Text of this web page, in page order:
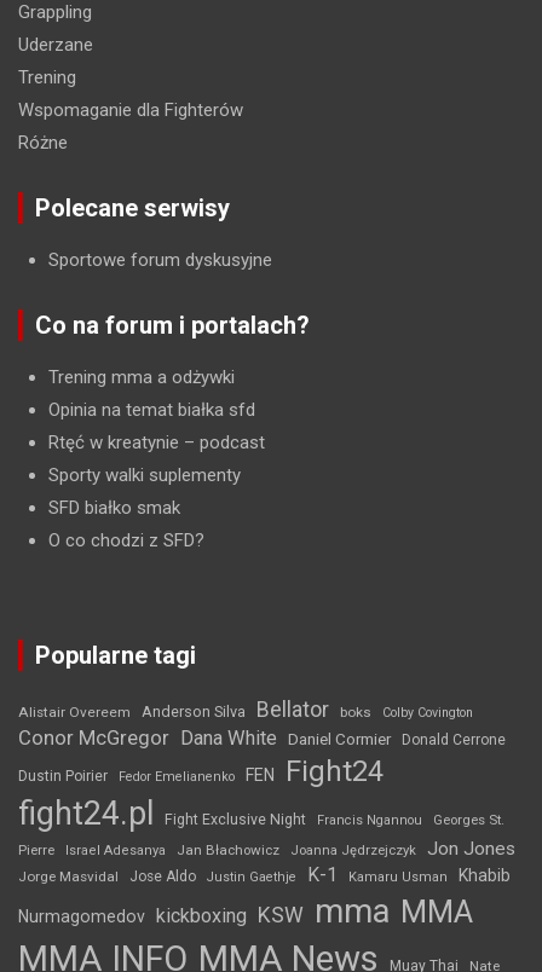
Grappling
Uderzane
Trening
Wspomaganie dla Fighterów
Różne
Polecane serwisy
Sportowe forum dyskusyjne
Co na forum i portalach?
Trening mma a odżywki
Opinia na temat białka sfd
Rtęć w kreatynie – podcast
Sporty walki suplementy
SFD białko smak
O co chodzi z SFD?
Popularne tagi
Alistair Overeem Anderson Silva Bellator boks Colby Covington
Conor McGregor Dana White Daniel Cormier Donald Cerrone
Dustin Poirier Fedor Emelianenko FEN Fight24
fight24.pl Fight Exclusive Night Francis Ngannou
Georges St.
Pierre
Israel Adesanya Jan Błachowicz Joanna Jędrzejczyk Jon Jones
Jorge Masvidal Jose Aldo Justin Gaethje K-1 Kamaru Usman Khabib
Nurmagomedov kickboxing KSW mma MMA
MMA INFO MMA News Muay Thai Nate